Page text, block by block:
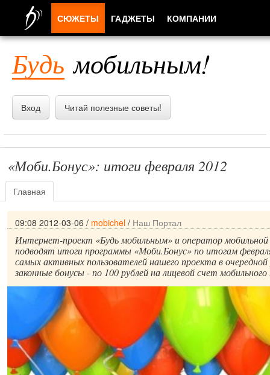
Будь мобильным!
Вход Читай полезные советы!
«Моби.Бонус»: итоги февраля 2012
Главная
09:08 2012-03-06 / mobichel / Наш Портал
Интернет-проект «Будь мобильным» и оператор
подводят итоги программы «Моби.Бонус» по итогам
самых активных пользователей нашего проекта в
законные бонусы - по 100 рублей на лицевой счет
СЮЖЕТЫ ГАДЖЕТЫ КОМПАНИИ
ПРИЛОЖЕНИЯ